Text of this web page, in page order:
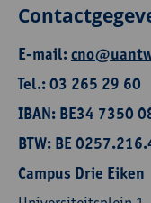
E-mail:
Tel.: 03 265 29 60
IBAN: BE34 7350
BTW: BE
Campus Drie Eiken